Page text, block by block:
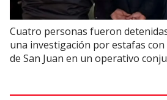
Cuatro personas fueron
una investigación por estafas con
de San Juan en un operativo